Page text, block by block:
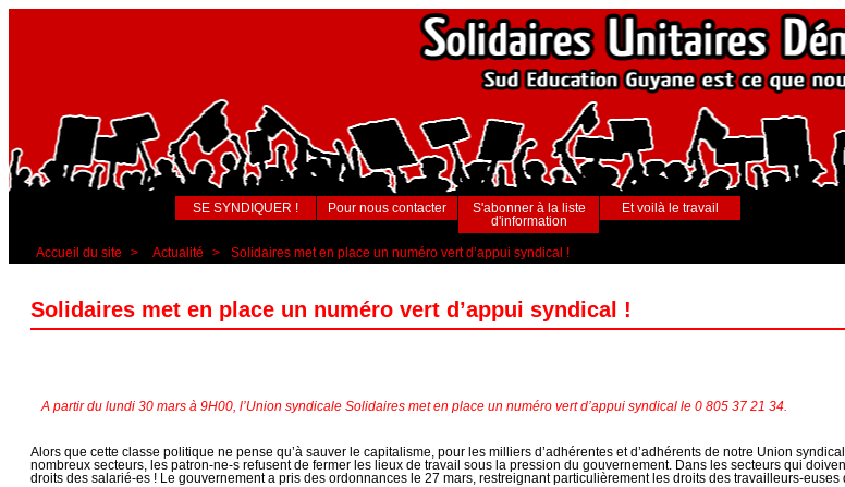
SE SYNDIQUER ! Pour nous contacter
S'abonner à la liste
d'information
Et voilà le travail
Accueil du site > Actualité > Solidaires met en place un numéro vert d’appui syndical !
Solidaires met en place un numéro vert d’appui syndical !
A partir du lundi 30 mars à 9H00, l’Union syndicale Solidaires met en place un numéro vert d’appui syndical le 0 805 37 21 34.
Alors que cette classe politique ne pense qu’à sauver le capitalisme, pour les milliers d’adhérentes et d’adhérents de notre Union
nombreux secteurs, les patron-ne-s refusent de fermer les lieux de travail sous la pression du gouvernement. Dans les secteurs qui
droits des salarié-es ! Le gouvernement a pris des ordonnances le 27 mars, restreignant particulièrement les droits des travailleurs-